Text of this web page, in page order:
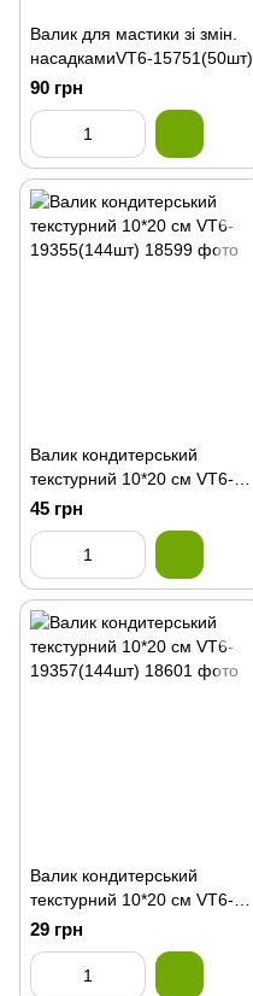
Валик для мастики зі змін.
насадкамиVT6-15751(50шт)
90 грн
Валик кондитерський
текстурний 10*20 см VT6-
19355(144шт)
45 грн
Валик кондитерський
текстурний 10*20 см VT6-
19357(144шт)
29 грн